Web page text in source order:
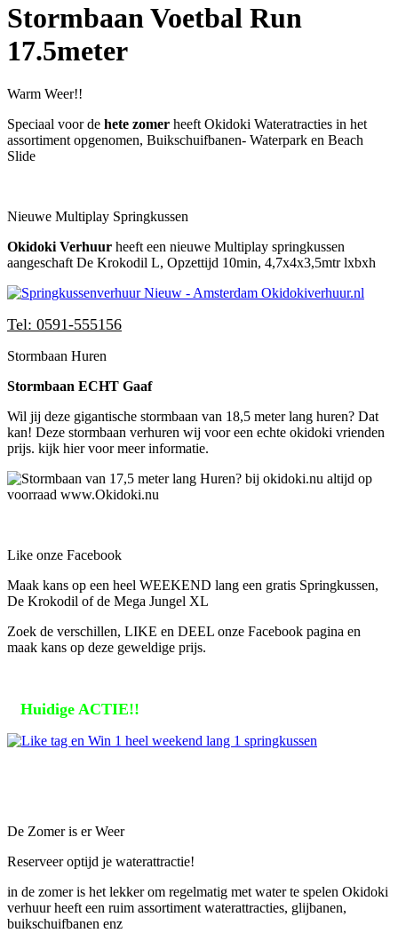
Stormbaan Voetbal Run
17.5meter
Warm Weer!!
Speciaal voor de hete zomer heeft Okidoki Wateratracties in het
assortiment opgenomen, Buikschuifbanen- Waterpark en Beach
Slide
Nieuwe Multiplay Springkussen
Okidoki Verhuur heeft een nieuwe Multiplay springkussen
aangeschaft De Krokodil L, Opzettijd 10min, 4,7x4x3,5mtr lxbxh
Tel: 0591-555156
Stormbaan Huren
Stormbaan ECHT Gaaf
Wil jij deze gigantische stormbaan van 18,5 meter lang huren? Dat
kan! Deze stormbaan verhuren wij voor een echte okidoki vrienden
prijs. kijk hier voor meer informatie.
Like onze Facebook
Maak kans op een heel WEEKEND lang een gratis Springkussen,
De Krokodil of de Mega Jungel XL
Zoek de verschillen, LIKE en DEEL onze Facebook pagina en
maak kans op deze geweldige prijs.
Huidige ACTIE!!
De Zomer is er Weer
Reserveer optijd je waterattractie!
in de zomer is het lekker om regelmatig met water te spelen Okidoki
verhuur heeft een ruim assortiment waterattracties, glijbanen,
buikschuifbanen enz